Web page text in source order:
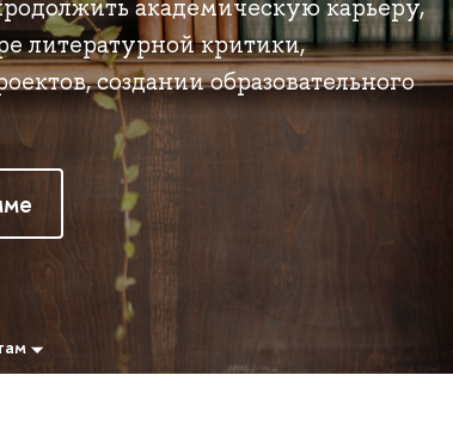
академическую карьеру,
литературной критики,
создании образовательного